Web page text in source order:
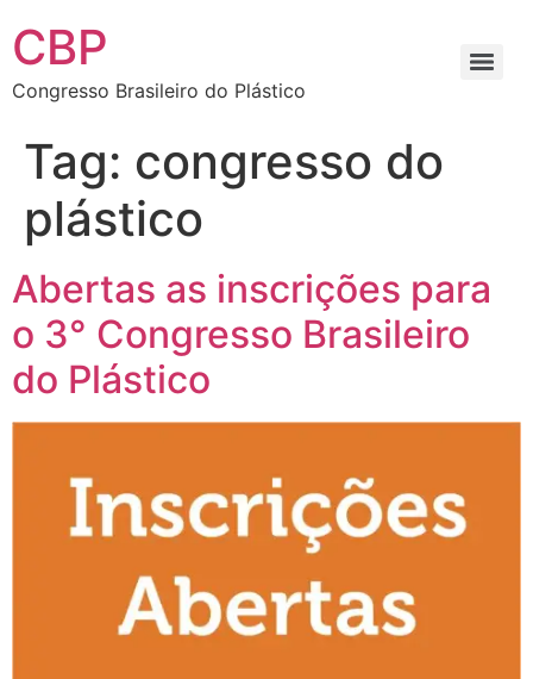
CBP
Congresso Brasileiro do Plástico
Tag: congresso do
plástico
Abertas as inscrições para
o 3° Congresso Brasileiro
do Plástico